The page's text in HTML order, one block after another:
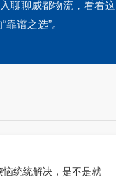
聊聊威都物流，看看这
谱之选”。
统统解决，是不是就